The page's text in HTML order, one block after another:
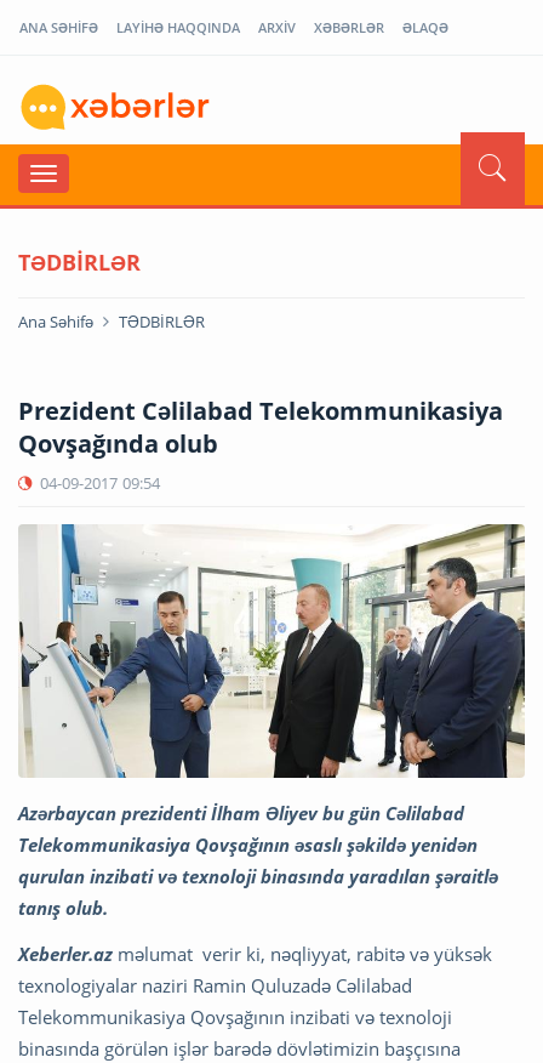
ANA SƏHİFƏ LAYİHƏ HAQQINDA ARXİV XƏBƏRLƏR ƏLAQƏ
TƏDBİRLƏR
Ana Səhifə TƏDBİRLƏR
Prezident Cəlilabad Telekommunikasiya
Qovşağında olub
04-09-2017 09:54
Azərbaycan prezidenti İlham Əliyev bu gün Cəlilabad
Telekommunikasiya Qovşağının əsaslı şəkildə yenidən
qurulan inzibati və texnoloji binasında yaradılan şəraitlə
tanış olub.
Xeberler.az məlumat verir ki, nəqliyyat, rabitə və yüksək
texnologiyalar naziri Ramin Quluzadə Cəlilabad
Telekommunikasiya Qovşağının inzibati və texnoloji
binasında görülən işlər barədə dövlətimizin başçısına